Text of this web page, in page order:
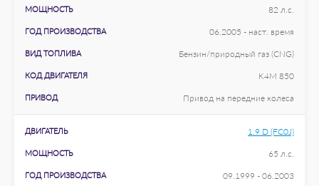
МОЩНОСТЬ 82 л.с.
ГОД ПРОИЗВОДСТВА 06.2005 - наст. время
ВИД ТОПЛИВА Бензин/природный газ (CNG)
КОД ДВИГАТЕЛЯ K4M 850
ПРИВОД Привод на передние колеса
ДВИГАТЕЛЬ 1.9 D (FC0J)
МОЩНОСТЬ 65 л.с.
ГОД ПРОИЗВОДСТВА 09.1999 - 06.2003